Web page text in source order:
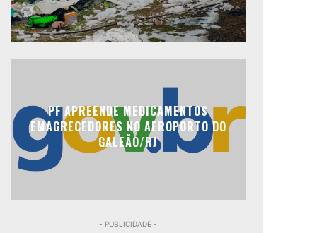
PF APREENDE MEDICAMENTOS
EMAGRECEDORES NO AEROPORTO DO
GALEÃO/RJ
- PUBLICIDADE -